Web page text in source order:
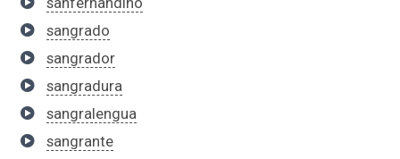
sangrado
sangrador
sangradura
sangralengua
sangrante